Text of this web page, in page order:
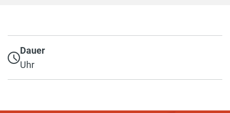
Dauer
Uhr